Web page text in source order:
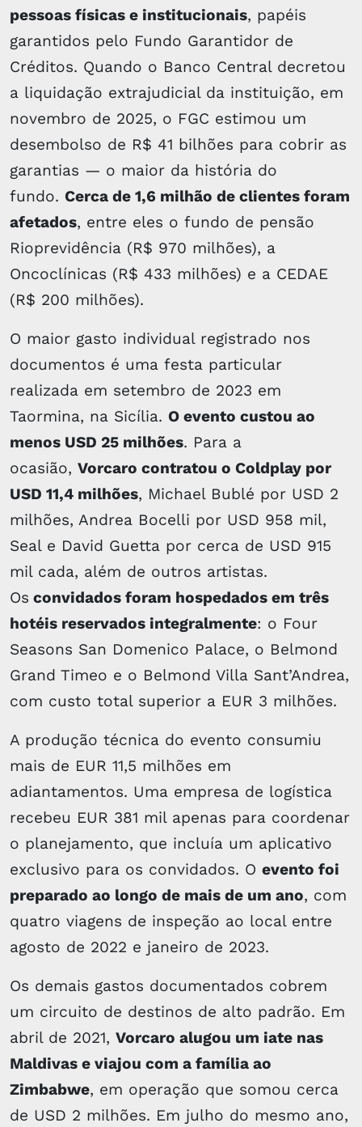
pessoas físicas e institucionais, papéis
garantidos pelo Fundo Garantidor de
Créditos. Quando o Banco Central decretou
a liquidação extrajudicial da instituição, em
novembro de 2025, o FGC estimou um
desembolso de R$ 41 bilhões para cobrir as
garantias — o maior da história do
fundo. Cerca de 1,6 milhão de clientes foram
afetados, entre eles o fundo de pensão
Rioprevidência (R$ 970 milhões), a
Oncoclínicas (R$ 433 milhões) e a CEDAE
(R$ 200 milhões).
O maior gasto individual registrado nos
documentos é uma festa particular
realizada em setembro de 2023 em
Taormina, na Sicília. O evento custou ao
menos USD 25 milhões. Para a
ocasião, Vorcaro contratou o Coldplay por
USD 11,4 milhões, Michael Bublé por USD 2
milhões, Andrea Bocelli por USD 958 mil,
Seal e David Guetta por cerca de USD 915
mil cada, além de outros artistas.
Os convidados foram hospedados em três
hotéis reservados integralmente: o Four
Seasons San Domenico Palace, o Belmond
Grand Timeo e o Belmond Villa Sant’Andrea,
com custo total superior a EUR 3 milhões.
A produção técnica do evento consumiu
mais de EUR 11,5 milhões em
adiantamentos. Uma empresa de logística
recebeu EUR 381 mil apenas para coordenar
o planejamento, que incluía um aplicativo
exclusivo para os convidados. O evento foi
preparado ao longo de mais de um ano, com
quatro viagens de inspeção ao local entre
agosto de 2022 e janeiro de 2023.
Os demais gastos documentados cobrem
um circuito de destinos de alto padrão. Em
abril de 2021, Vorcaro alugou um iate nas
Maldivas e viajou com a família ao
Zimbabwe, em operação que somou cerca
de USD 2 milhões. Em julho do mesmo ano,